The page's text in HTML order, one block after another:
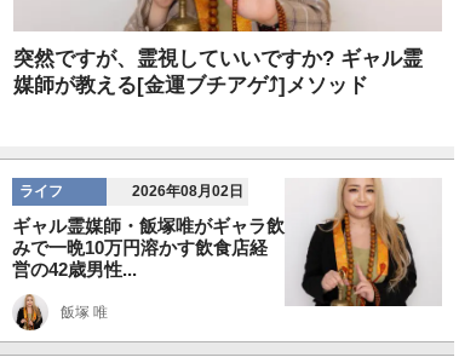
突然ですが、霊視していいですか? ギャル霊
媒師が教える[金運ブチアゲ⤴]メソッド
ライフ 2026年08月02日
ギャル霊媒師・飯塚唯がギャラ飲
みで一晩10万円溶かす飲食店経
営の42歳男性...
飯塚 唯